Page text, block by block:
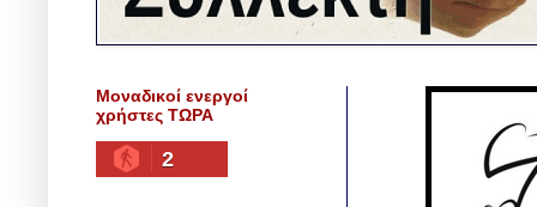
Μοναδικοί ενεργοί
χρήστες ΤΩΡΑ
2